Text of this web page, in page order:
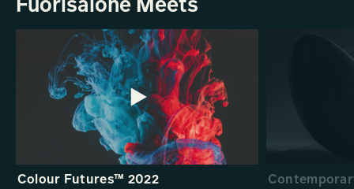
Fuorisalone Meets
Colour Futures™ 2022